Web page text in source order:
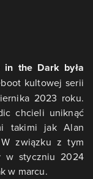
in the Dark była
kultowej serii
2023 roku.
chcieli uniknąć
takimi jak Alan
związku z tym
w styczniu 2024
w marcu.